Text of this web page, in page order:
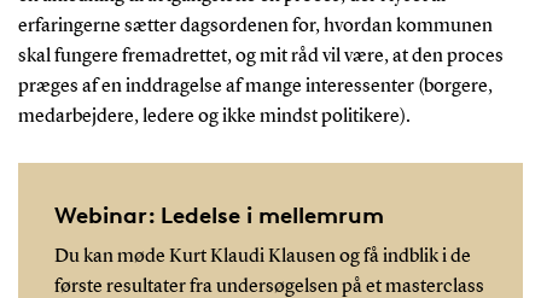
erfaringerne sætter dagsordenen for, hvordan kommunen
skal fungere fremadrettet, og mit råd vil være, at den proces
præges af en inddragelse af mange interessenter (borgere,
medarbejdere, ledere og ikke mindst politikere).
Webinar: Ledelse i mellemrum
Du kan møde Kurt Klaudi Klausen og få indblik i de
første resultater fra undersøgelsen på et masterclass